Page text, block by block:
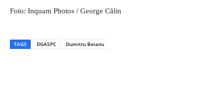
Foto: Inquam Photos / George Călin
TAGS DGASPC Dumitru Beianu